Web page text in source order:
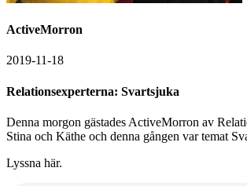
ActiveMorron
2019-11-18
Relationsexperterna: Svartsjuka
Denna morgon gästades ActiveMorron av
Stina och Käthe och denna gången var temat
Lyssna här.